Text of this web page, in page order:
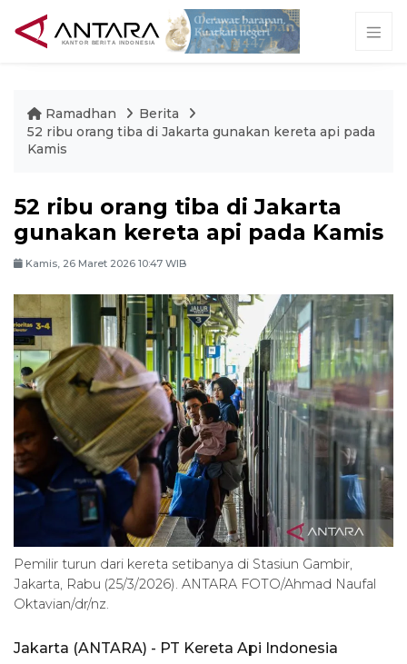
Ramadhan
Berita
52 ribu orang tiba di Jakarta gunakan kereta api pada
Kamis
52 ribu orang tiba di Jakarta
gunakan kereta api pada Kamis
Kamis, 26 Maret 2026 10:47 WIB
Pemilir turun dari kereta setibanya di Stasiun Gambir,
Jakarta, Rabu (25/3/2026). ANTARA FOTO/Ahmad Naufal
Oktavian/dr/nz.
Jakarta (ANTARA) - PT Kereta Api Indonesia